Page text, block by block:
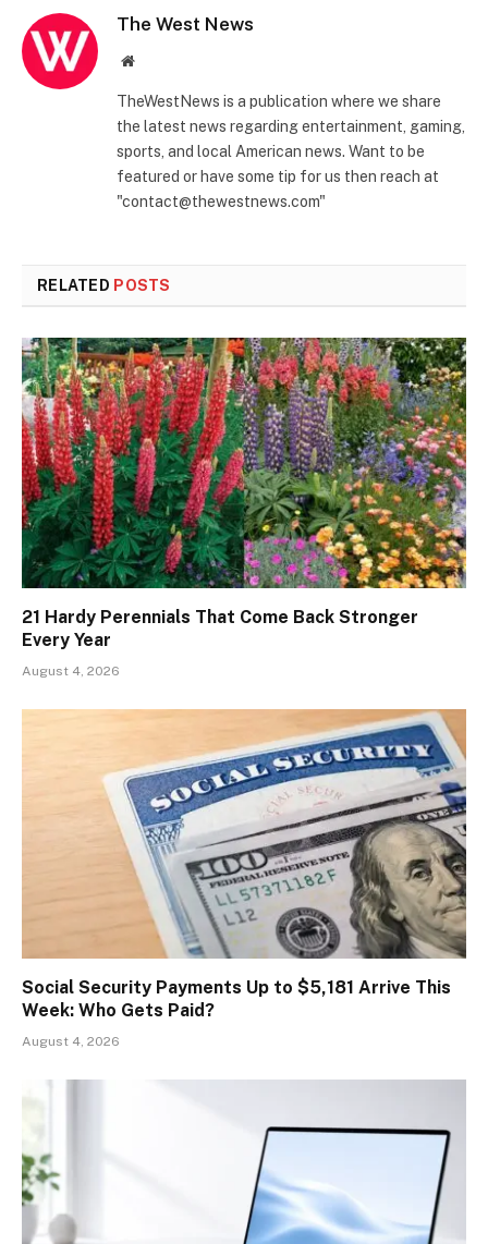
The West News
Website
TheWestNews is a publication where we share
the latest news regarding entertainment, gaming,
sports, and local American news. Want to be
featured or have some tip for us then reach at
"contact@thewestnews.com"
RELATED POSTS
21 Hardy Perennials That Come Back Stronger
Every Year
August 4, 2026
Social Security Payments Up to $5,181 Arrive This
Week: Who Gets Paid?
August 4, 2026